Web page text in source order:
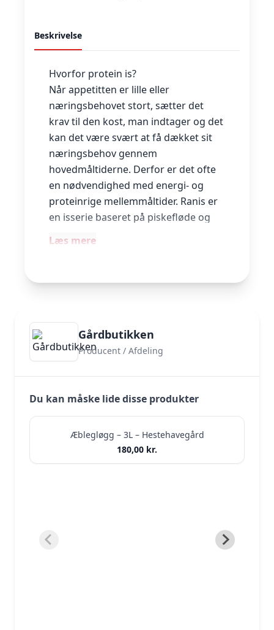
antal
Beskrivelse
Hvorfor protein is?
Når appetitten er lille eller
næringsbehovet stort, sætter det
krav til den kost, man indtager og det
kan det være svært at få dækket sit
næringsbehov gennem
hovedmåltiderne. Derfor er det ofte
en nødvendighed med energi- og
proteinrige mellemmåltider. Ranis er
en isserie baseret på piskefløde og
til.
proteinbehov. (ca. 350 kcal og 12,5 g
protein pr. 100 g).
70g – 100ml
Læs mere
Gårdbutikken
Producent / Afdeling
Du kan måske lide disse produkter
Æblegløgg – 3L – Hestehavegård
180,00 kr.